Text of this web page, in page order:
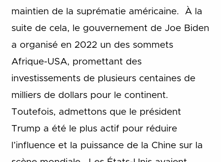
maintien de la suprématie américaine. À la
suite de cela, le gouvernement de Joe Biden
a organisé en 2022 un des sommets
Afrique-USA, promettant des
investissements de plusieurs centaines de
milliers de dollars pour le continent.
Toutefois, admettons que le président
Trump a été le plus actif pour réduire
l’influence et la puissance de la Chine sur la